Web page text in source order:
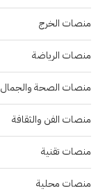
منصات الخرج
منصات الرياضة
منصات الصحة والجمال
منصات الفن والثقافة
منصات تقنية
منصات محلية